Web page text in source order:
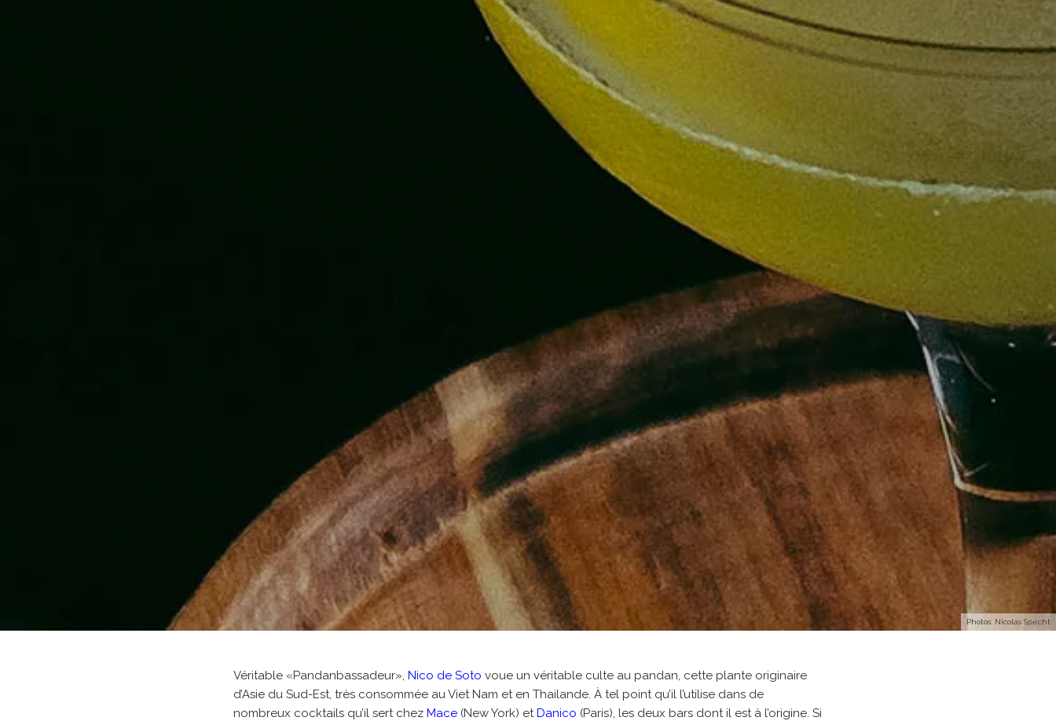
Photos: Nicolas Specht
Véritable «Pandanbassadeur», Nico de Soto voue un véritable culte au pandan, cette plante originaire
d’Asie du Sud-Est, très consommée au Viet Nam et en Thailande. À tel point qu’il l’utilise dans de
nombreux cocktails qu’il sert chez Mace (New York) etDanico (Paris), les deux bars dont il est à l’origine. Si